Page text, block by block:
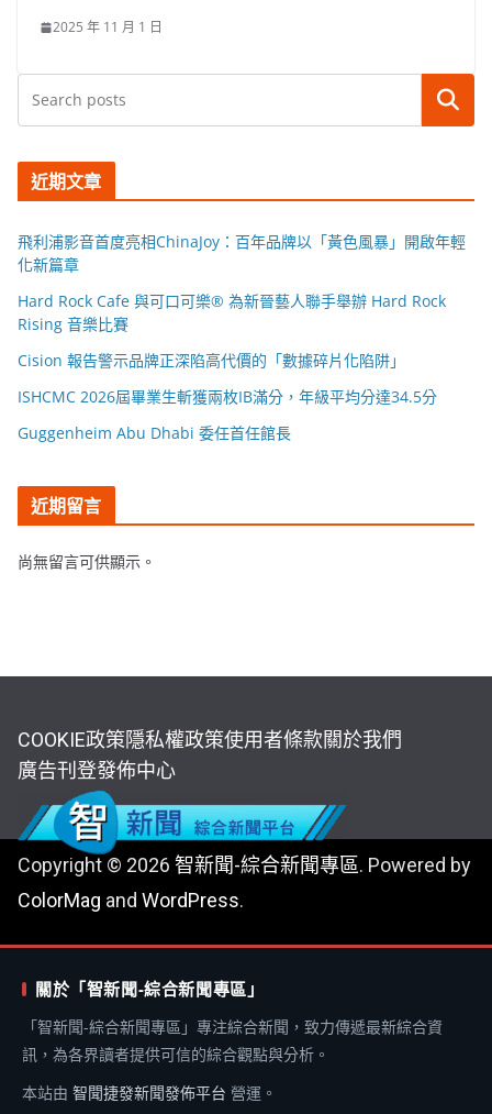
2025 年 11 月 1 日
搜尋
近期文章
飛利浦影音首度亮相ChinaJoy：百年品牌以「黃色風暴」開啟年輕
化新篇章
Hard Rock Cafe 與可口可樂® 為新晉藝人聯手舉辦 Hard Rock
Rising 音樂比賽
Cision 報告警示品牌正深陷高代價的「數據碎片化陷阱」
ISHCMC 2026屆畢業生斬獲兩枚IB滿分，年級平均分達34.5分
Guggenheim Abu Dhabi 委任首任館長
近期留言
尚無留言可供顯示。
COOKIE政策隱私權政策使用者條款關於我們
廣告刊登發佈中心
Copyright © 2026 智新聞-綜合新聞專區. Powered by
ColorMag and WordPress.
關於「智新聞-綜合新聞專區」
「智新聞-綜合新聞專區」專注綜合新聞，致力傳遞最新綜合資
訊，為各界讀者提供可信的綜合觀點與分析。
本站由 智聞捷發新聞發佈平台 營運。